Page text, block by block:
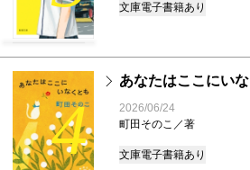
文庫電子書籍あり
4
あなたはここにい
2026/06/24
町田そのこ／著
文庫電子書籍あり